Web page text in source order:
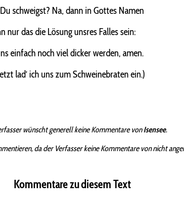
schweigst? Na, dann in Gottes Namen
nur das die Lösung unsres Falles sein:
einfach noch viel dicker werden, amen.
lad’ ich uns zum Schweinebraten ein.)
wünscht generell keine Kommentare vonIsensee.
da der Verfasser keine Kommentare von nicht
Kommentare zu diesem Text